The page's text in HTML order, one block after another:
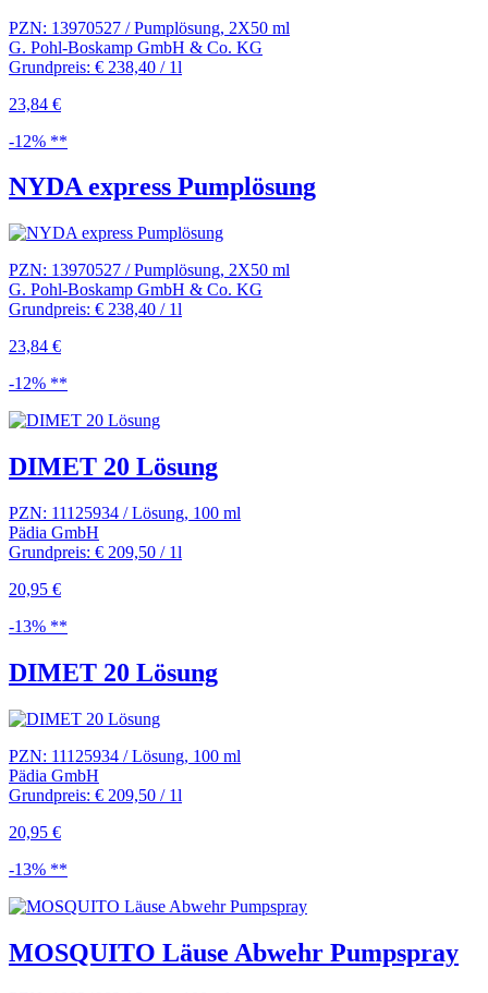
PZN: 13970527 / Pumplösung, 2X50 ml
G. Pohl-Boskamp GmbH & Co. KG
Grundpreis: € 238,40 / 1l
23,84 €
-12% **
NYDA express Pumplösung
PZN: 13970527 / Pumplösung, 2X50 ml
G. Pohl-Boskamp GmbH & Co. KG
Grundpreis: € 238,40 / 1l
23,84 €
-12% **
DIMET 20 Lösung
PZN: 11125934 / Lösung, 100 ml
Pädia GmbH
Grundpreis: € 209,50 / 1l
20,95 €
-13% **
DIMET 20 Lösung
PZN: 11125934 / Lösung, 100 ml
Pädia GmbH
Grundpreis: € 209,50 / 1l
20,95 €
-13% **
MOSQUITO Läuse Abwehr Pumpspray